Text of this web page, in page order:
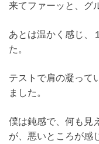
来てファーッと、グ
あとは温かく感じ、
た。
テストで肩の凝って
ました。
僕は鈍感で、何も見
が、悪いところが感